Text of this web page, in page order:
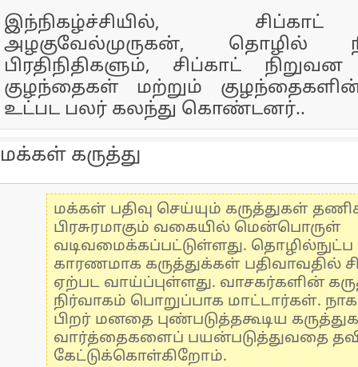
இந்நிகழ்ச்சியில்,
அழகுவேல்முருகன், தொழில்
பிரதிநிதிகளும், சிப்காட்
குழந்தைகள் மற்றும்
உட்பட பலர் கலந்து கொண்டனர்..
மக்கள் கருத்து
மக்கள் பதிவு செய்யும் கருத்துகள்
பிரசுரமாகும் வகையில் மென்பொருள்
வடிவமைக்கப்பட்டுள்ளது.
காரணமாக கருத்துக்கள் பதிவாவதில்
ஏற்பட வாய்ப்புள்ளது. வாசகர்களின்
நிர்வாகம் பொறுப்பாக மாட்டார்கள்.
பிறர் மனதை புண்படுத்தகூடிய
வார்த்தைகளைப் பயன்படுத்துவதை
கேட்டுக்கொள்கிறோம்.